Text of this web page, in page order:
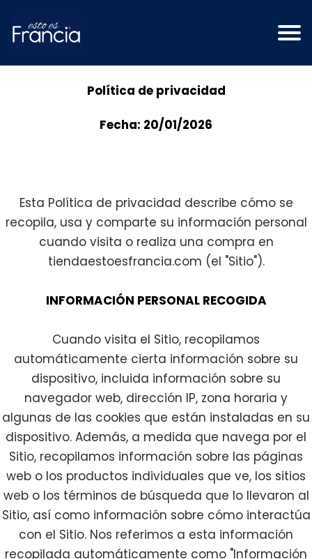
Política de privacidad
Fecha: 20/01/2026
Esta Política de privacidad describe cómo se
recopila, usa y comparte su información personal
cuando visita o realiza una compra en
tiendaestoesfrancia.com (el "Sitio").
INFORMACIÓN PERSONAL RECOGIDA
Cuando visita el Sitio, recopilamos
automáticamente cierta información sobre su
dispositivo, incluida información sobre su
navegador web, dirección IP, zona horaria y
algunas de las cookies que están instaladas en su
dispositivo. Además, a medida que navega por el
Sitio, recopilamos información sobre las páginas
web o los productos individuales que ve, los sitios
web o los términos de búsqueda que lo llevaron al
Sitio, así como información sobre cómo interactúa
con el Sitio. Nos referimos a esta información
recopilada automáticamente como "Información